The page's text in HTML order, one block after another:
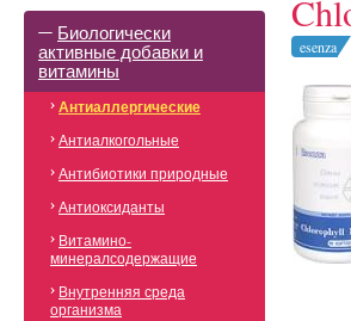
Биологически
активные добавки и
витамины
Антиаллергические
Антиалкогольные
Антибиотики природные
Антиоксиданты
Витамино-
минералсодержащие
Внутренняя среда
организма
esenza